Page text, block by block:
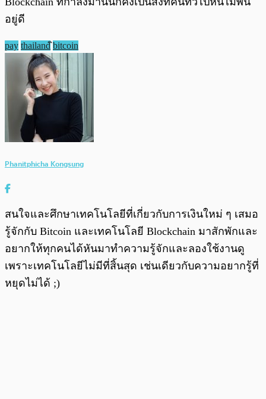
อยู่ดี
pay thailand ิbitcoin
Phanitphicha Kongsung
สนใจและศึกษาเทคโนโลยีที่เกี่ยวกับการเงินใหม่ ๆ เสมอ
รู้จักกับ Bitcoin และเทคโนโลยี Blockchain มาสักพักและ
อยากให้ทุกคนได้หันมาทำความรู้จักและลองใช้งานดู
เพราะเทคโนโลยีไม่มีที่สิ้นสุด เช่นเดียวกับความอยากรู้ที่
หยุดไม่ได้ ;)